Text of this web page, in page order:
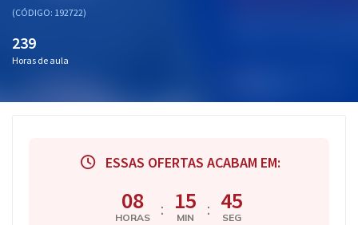
Questões grátis
(CÓDIGO: 192722)
239
Horas de aula
ESSAS OFERTAS ACABAM EM:
08
HORAS : 15
MIN : 44
SEG